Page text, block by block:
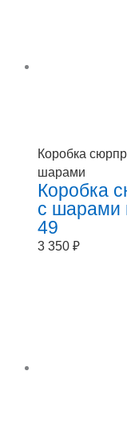
Коробка
шарами
Коробка
с шарами
49
3 350 ₽